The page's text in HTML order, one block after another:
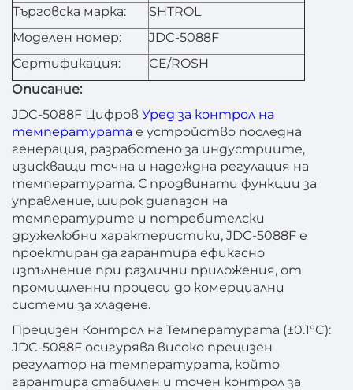
Търговска марка:
SHTROL
Моделен номер:
JDC-5088F
Сертификация:
CE/ROSH
Описание:
JDC-5088F Цифров Уред за контрол на
температурата е устройство последна
генерация, разработено за индустриите,
изискващи точна и надеждна регулация на
температурата. С продвинати функции за
управление, широк диапазон на
температурите и потребителски
дружелюбни характеристики, JDC-5088F е
проектиран да гарантира ефикасно
изпълнение при различни приложения, от
промишленни процеси до комерциални
системи за хладене.
Прецизен Контрол на Температурата (±0.1°C):
JDC-5088F осигурява високо прецизен
регулатор на температурата, който
гарантира стабилен и точен контрол за